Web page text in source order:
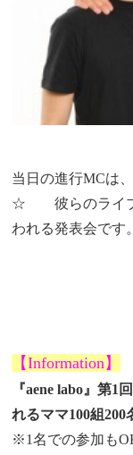
当日の進行MCは
☆ 彼らのライブ
われる発表会です。
【Information】
『aene labo』第1回
れるママ100組200
※1名での参加も